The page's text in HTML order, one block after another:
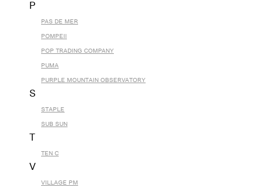
P
PAS DE MER
POMPEII
POP TRADING COMPANY
PUMA
PURPLE MOUNTAIN OBSERVATORY
S
STAPLE
SUB SUN
TEN C
V
VILLAGE PM